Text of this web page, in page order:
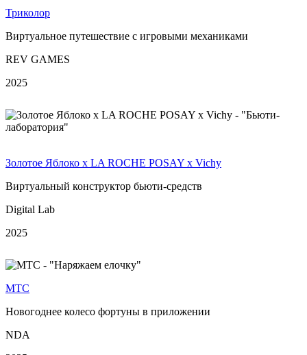
Триколор
Виртуальное путешествие с игровыми механиками
REV GAMES
2025
Золотое Яблоко х LA ROCHE POSAY х Vichy
Виртуальный конструктор бьюти-средств
Digital Lab
2025
МТС
Новогоднее колесо фортуны в приложении
NDA